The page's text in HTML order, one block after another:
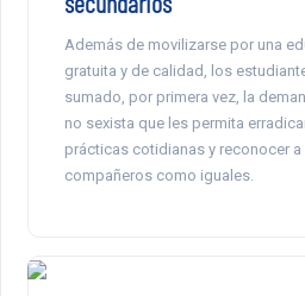
Además de movilizarse por una
gratuita y de calidad, los
sumado, por primera vez, la
no sexista que les permita
prácticas cotidianas y reconocer
compañeros como iguales.